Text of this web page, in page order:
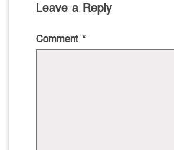
Leave a Reply
Comment *